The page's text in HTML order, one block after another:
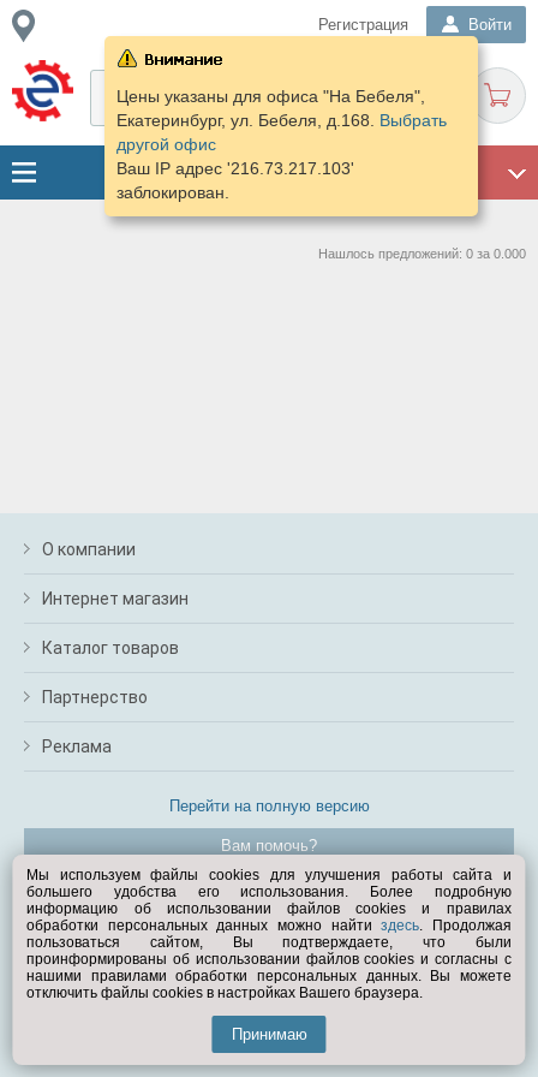
Регистрация Войти
Цены указаны для офиса "На Бебеля",
Екатеринбург, ул. Бебеля, д.168. Выбрать
другой офис
Ваш IP адрес '216.73.217.103'
заблокирован.
Нашлось предложений: 0 за 0.000
О компании
Интернет магазин
Каталог товаров
Партнерство
Реклама
Перейти на полную версию
Вам помочь?
© Exist.ru 1998—2026
Мы используем файлы cookies для улучшения работы сайта и
большего удобства его использования. Более подробную
информацию об использовании файлов cookies и правилах
обработки персональных данных можно найтиздесь. Продолжая
пользоваться сайтом, Вы подтверждаете, что были
проинформированы об использовании файлов cookies и согласны с
нашими правилами обработки персональных данных. Вы можете
отключить файлы cookies в настройках Вашего браузера.
Принимаю